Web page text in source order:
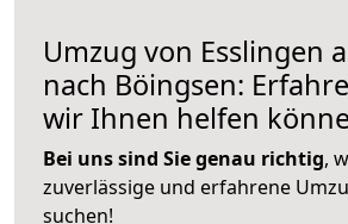
Umzug von Esslingen
nach Böingsen:
wir Ihnen helfen
Bei uns sind Sie genau richtig,
zuverlässige und erfahrene
suchen!